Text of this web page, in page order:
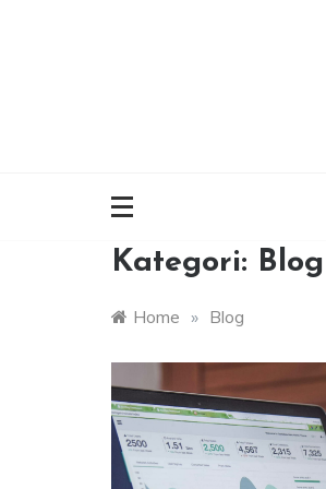
Kategori: Blog
Home » Blog